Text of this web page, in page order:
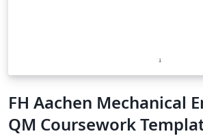
FH Aachen Mechanical
QM Coursework